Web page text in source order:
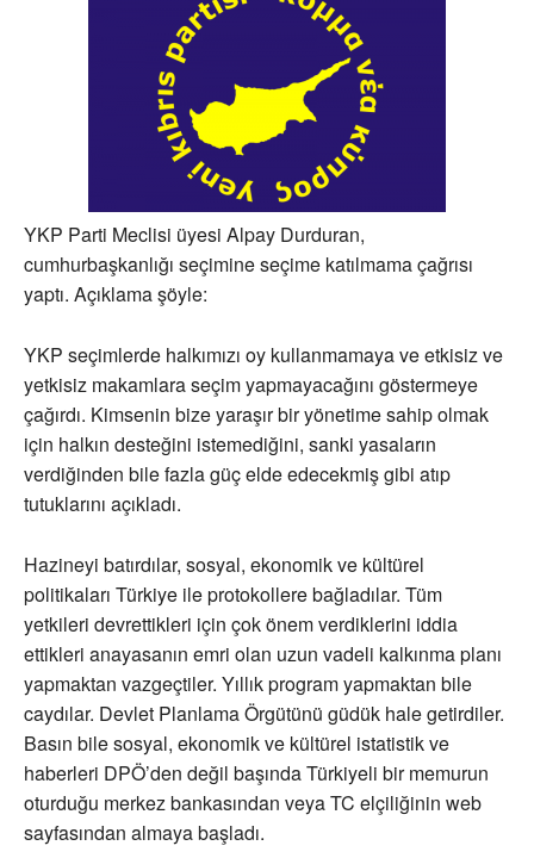
YKP Parti Meclisi üyesi Alpay Durduran,
cumhurbaşkanlığı seçimine seçime katılmama çağrısı
yaptı. Açıklama şöyle:
YKP seçimlerde halkımızı oy kullanmamaya ve etkisiz ve
yetkisiz makamlara seçim yapmayacağını göstermeye
çağırdı. Kimsenin bize yaraşır bir yönetime sahip olmak
için halkın desteğini istemediğini, sanki yasaların
verdiğinden bile fazla güç elde edecekmiş gibi atıp
tutuklarını açıkladı.
Hazineyi batırdılar, sosyal, ekonomik ve kültürel
politikaları Türkiye ile protokollere bağladılar. Tüm
yetkileri devrettikleri için çok önem verdiklerini iddia
ettikleri anayasanın emri olan uzun vadeli kalkınma planı
yapmaktan vazgeçtiler. Yıllık program yapmaktan bile
caydılar. Devlet Planlama Örgütünü güdük hale getirdiler.
Basın bile sosyal, ekonomik ve kültürel istatistik ve
haberleri DPÖ’den değil başında Türkiyeli bir memurun
oturduğu merkez bankasından veya TC elçiliğinin web
sayfasından almaya başladı.